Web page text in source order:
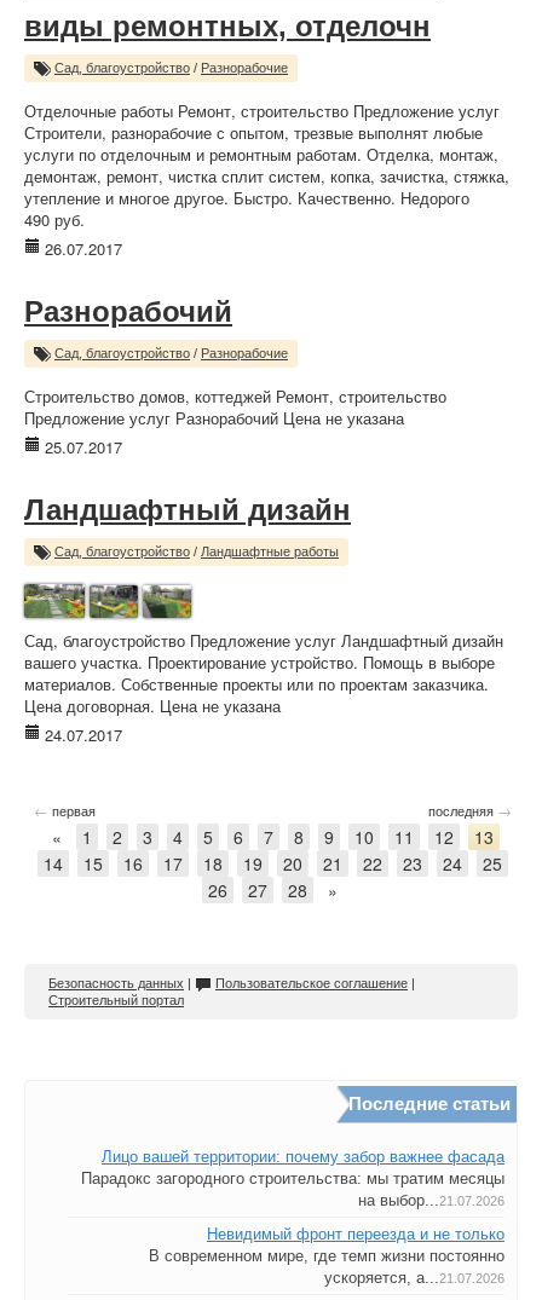
виды ремонтных, отделочн
Сад, благоустройство / Разнорабочие
Отделочные работы Ремонт, строительство Предложение услуг
Строители, разнорабочие с опытом, трезвые выполнят любые
услуги по отделочным и ремонтным работам. Отделка, монтаж,
демонтаж, ремонт, чистка сплит систем, копка, зачистка, стяжка,
утепление и многое другое. Быстро. Качественно. Недорого
490 руб.
26.07.2017
Разнорабочий
Сад, благоустройство / Разнорабочие
Строительство домов, коттеджей Ремонт, строительство
Предложение услуг Разнорабочий Цена не указана
25.07.2017
Ландшафтный дизайн
Сад, благоустройство / Ландшафтные работы
Сад, благоустройство Предложение услуг Ландшафтный дизайн
вашего участка. Проектирование устройство. Помощь в выборе
материалов. Собственные проекты или по проектам заказчика.
Цена договорная. Цена не указана
24.07.2017
← первая последняя →
« 1 2 3 4 5 6 7 8 9 10 11 12
13
14
15 16 17 18 19 20 21 22 23 24
25
26
27 28 »
Безопасность данных | Пользовательское соглашение |
Строительный портал
Последние статьи
Лицо вашей территории: почему забор важнее фасада
Парадокс загородного строительства: мы тратим месяцы
на выбор...21.07.2026
Невидимый фронт переезда и не только
В современном мире, где темп жизни постоянно
ускоряется, а...21.07.2026